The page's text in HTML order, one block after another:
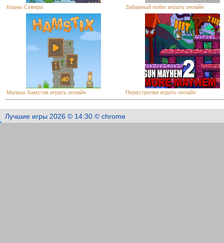
Кланы Севера Забавный побег играть онлайн
Малыш Хамстик играть онлайн Перестрелки играть онлайн
Лучшие игры 2026 © 14:30 © chrome